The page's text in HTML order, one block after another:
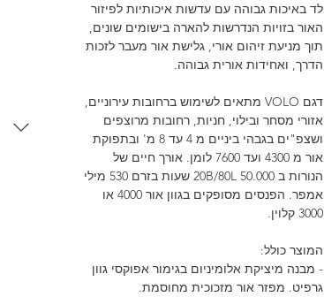
לד באיכות גבוהה עם עדשות איכותיות לפיזור
האור בזויות הנדרשות להארה בישומים שונים,
תוך מניעת זיהום אורי, גלישת אור מעבר לזכות
הדרך, ואחידות אורית גבוהה.
דגם VOLO מתאים לשימוש ברחובות עירוניים,
אזורי מסחר ובילוי, חניות, רחובות מרוצפים
ושצפ"ים בגבהי ביניים מ 4 עד 8 מ' ובתפוקת
אור מ 4300 ועד 7600 לומן. אורך חיים של
הנורות ב 20B/80L 50.000 שעות בזרם 530 מילי
אמפר. הפנסים מסופקים בגוון אור 4000 או
3000 קלוין.
המוצר כולל:
- מבנה מיציקת אלומיניום בגימור אפוקסי גוון
גרפיט. מפזר אור מזכוכית מחוסמת.